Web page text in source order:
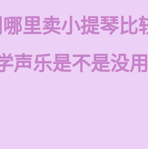
里卖小提琴比
声乐是不是没用